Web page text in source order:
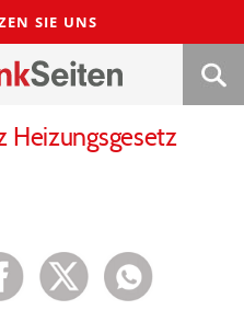
SIE UNS
Heizungsgesetz